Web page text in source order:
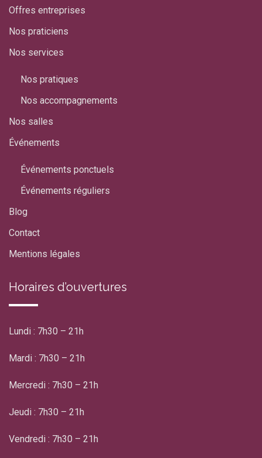
Offres entreprises
Nos praticiens
Nos services
Nos pratiques
Nos accompagnements
Nos salles
Événements
Événements ponctuels
Événements réguliers
Blog
Contact
Mentions légales
Horaires d’ouvertures
Lundi : 7h30 – 21h
Mardi : 7h30 – 21h
Mercredi : 7h30 – 21h
Jeudi : 7h30 – 21h
Vendredi : 7h30 – 21h